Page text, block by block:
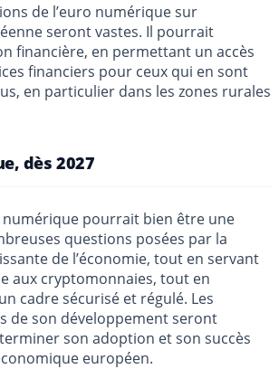
de l’euro numérique sur
seront vastes. Il pourrait
financière, en permettant un accès
financiers pour ceux qui en sont
en particulier dans les zones rurales
dès 2027
numérique pourrait bien être une
questions posées par la
de l’économie, tout en servant
aux cryptomonnaies, tout en
cadre sécurisé et régulé. Les
de son développement seront
son adoption et son succès
européen.